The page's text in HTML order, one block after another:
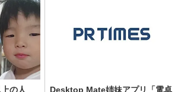
の人 Desktop Mate姉妹アプリ「電卓